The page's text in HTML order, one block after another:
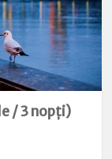
/ 3 nopți)